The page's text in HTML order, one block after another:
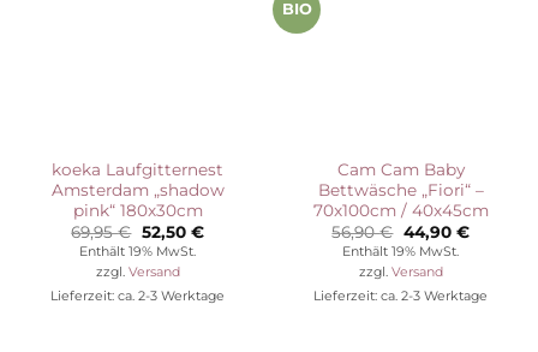
koeka Laufgitternest
Amsterdam „shadow
pink“ 180x30cm
69,95€ Ursprünglicher
Preis
war:
69,95 €
52,50 €Aktueller
Enthält 19% MwSt.
zzgl. Versand
Lieferzeit: ca. 2-3 Werktage
BIO
Cam Cam Baby
Bettwäsche „Fiori“ –
70x100cm / 40x45cm
56,90€ Ursprünglicher
Preis
war:
56,90 €
44,90 €
Enthält 19% MwSt.
zzgl. Versand
Lieferzeit: ca. 2-3 Werktage